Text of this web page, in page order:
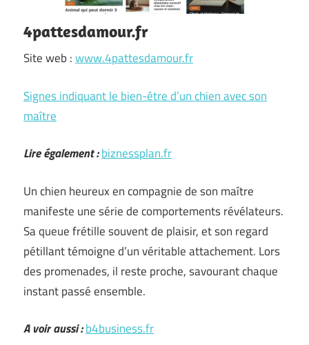
4pattesdamour.fr
Site web :www.4pattesdamour.fr
Signes indiquant le bien-être d’un chien avec son
maître
Lire également :biznessplan.fr
Un chien heureux en compagnie de son maître
manifeste une série de comportements révélateurs.
Sa queue frétille souvent de plaisir, et son regard
pétillant témoigne d’un véritable attachement. Lors
des promenades, il reste proche, savourant chaque
instant passé ensemble.
A voir aussi :b4business.fr